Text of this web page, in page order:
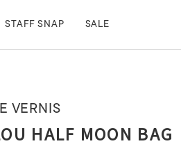
STAFF SNAP SALE
VERNIS
HALF MOON BAG